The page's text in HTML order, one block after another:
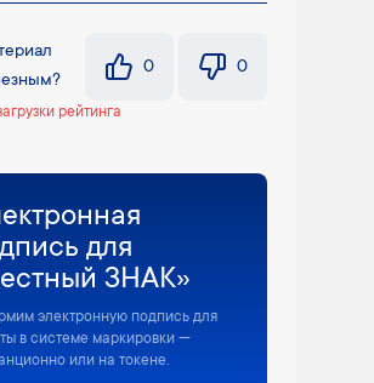
0 0
рейтинга
для
ЗНАК»
электронную подпись для
в системе маркировки —
или на токене.